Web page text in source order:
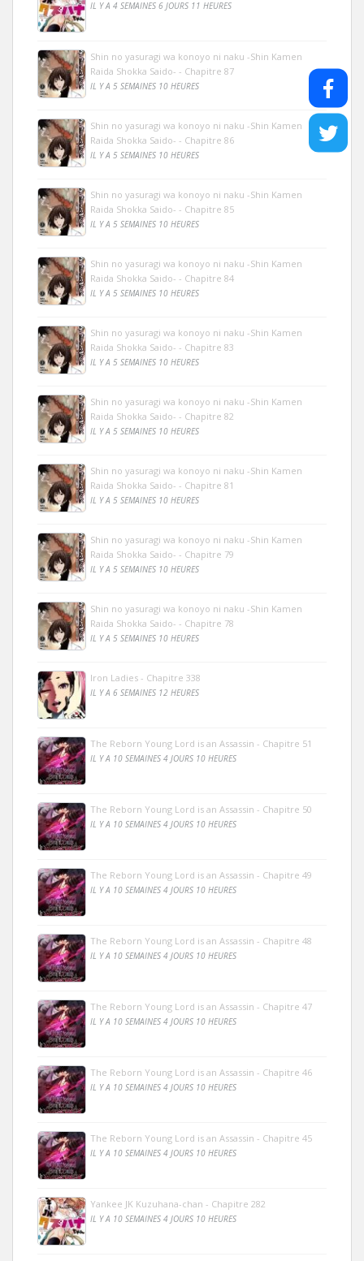
IL Y A 4 SEMAINES 6 JOURS 11 HEURES
Shin no yasuragi wa konoyo ni naku -Shin Kamen
Raida Shokka Saido- - Chapitre 87
IL Y A 5 SEMAINES 10 HEURES
Shin no yasuragi wa konoyo ni naku -Shin Kamen
Raida Shokka Saido- - Chapitre 86
IL Y A 5 SEMAINES 10 HEURES
Shin no yasuragi wa konoyo ni naku -Shin Kamen
Raida Shokka Saido- - Chapitre 85
IL Y A 5 SEMAINES 10 HEURES
Shin no yasuragi wa konoyo ni naku -Shin Kamen
Raida Shokka Saido- - Chapitre 84
IL Y A 5 SEMAINES 10 HEURES
Shin no yasuragi wa konoyo ni naku -Shin Kamen
Raida Shokka Saido- - Chapitre 83
IL Y A 5 SEMAINES 10 HEURES
Shin no yasuragi wa konoyo ni naku -Shin Kamen
Raida Shokka Saido- - Chapitre 82
IL Y A 5 SEMAINES 10 HEURES
Shin no yasuragi wa konoyo ni naku -Shin Kamen
Raida Shokka Saido- - Chapitre 81
IL Y A 5 SEMAINES 10 HEURES
Shin no yasuragi wa konoyo ni naku -Shin Kamen
Raida Shokka Saido- - Chapitre 79
IL Y A 5 SEMAINES 10 HEURES
Shin no yasuragi wa konoyo ni naku -Shin Kamen
Raida Shokka Saido- - Chapitre 78
IL Y A 5 SEMAINES 10 HEURES
Iron Ladies - Chapitre 338
IL Y A 6 SEMAINES 12 HEURES
The Reborn Young Lord is an Assassin - Chapitre 51
IL Y A 10 SEMAINES 4 JOURS 10 HEURES
The Reborn Young Lord is an Assassin - Chapitre 50
IL Y A 10 SEMAINES 4 JOURS 10 HEURES
The Reborn Young Lord is an Assassin - Chapitre 49
IL Y A 10 SEMAINES 4 JOURS 10 HEURES
The Reborn Young Lord is an Assassin - Chapitre 48
IL Y A 10 SEMAINES 4 JOURS 10 HEURES
The Reborn Young Lord is an Assassin - Chapitre 47
IL Y A 10 SEMAINES 4 JOURS 10 HEURES
The Reborn Young Lord is an Assassin - Chapitre 46
IL Y A 10 SEMAINES 4 JOURS 10 HEURES
The Reborn Young Lord is an Assassin - Chapitre 45
IL Y A 10 SEMAINES 4 JOURS 10 HEURES
Yankee JK Kuzuhana-chan - Chapitre 282
IL Y A 10 SEMAINES 4 JOURS 10 HEURES